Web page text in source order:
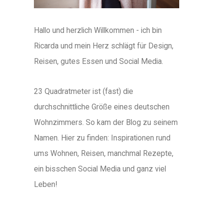
Hallo und herzlich Willkommen - ich bin
Ricarda und mein Herz schlägt für Design,
Reisen, gutes Essen und Social Media.
23 Quadratmeter ist (fast) die
durchschnittliche Größe eines deutschen
Wohnzimmers. So kam der Blog zu seinem
Namen. Hier zu finden: Inspirationen rund
ums Wohnen, Reisen, manchmal Rezepte,
ein bisschen Social Media und ganz viel
Leben!